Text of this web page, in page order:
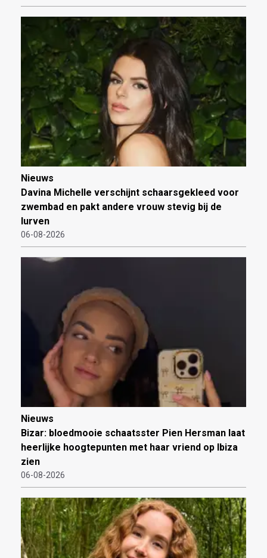
Nieuws
Davina Michelle verschijnt schaarsgekleed voor
zwembad en pakt andere vrouw stevig bij de
lurven
06-08-2026
Nieuws
Bizar: bloedmooie schaatsster Pien Hersman laat
heerlijke hoogtepunten met haar vriend op Ibiza
zien
06-08-2026